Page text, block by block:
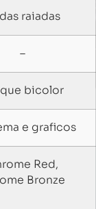
raiadas
–
bicolor
e graficos
Red,
Bronze